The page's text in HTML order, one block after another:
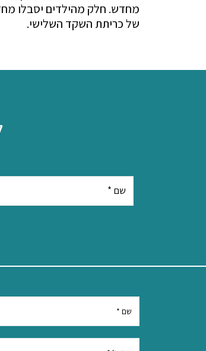
מחדש. חלק מהילדים יסבלו
של כריתת השקד השלישי.